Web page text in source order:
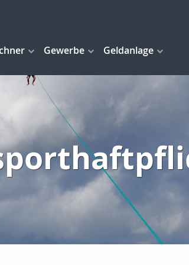
Gewerbe Geldanlage